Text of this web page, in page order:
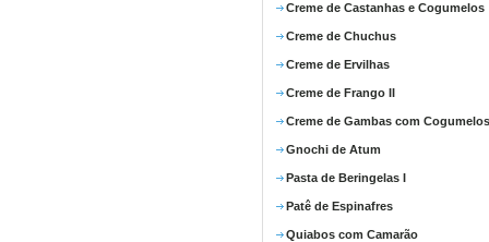
Creme de Castanhas e Cogumelos
Creme de Chuchus
Creme de Ervilhas
Creme de Frango II
Creme de Gambas com Cogumelos
Gnochi de Atum
Pasta de Beringelas I
Patê de Espinafres
Quiabos com Camarão